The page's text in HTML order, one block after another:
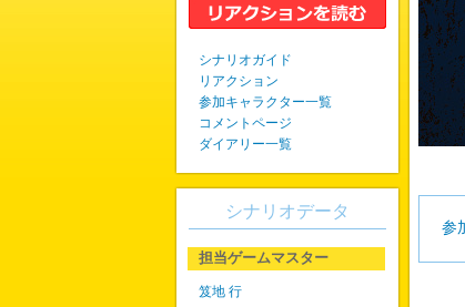
参
シナリオガイド
リアクション
参加キャラクター一覧
コメントページ
ダイアリー一覧
シナリオデータ
担当ゲームマスター
笈地 行